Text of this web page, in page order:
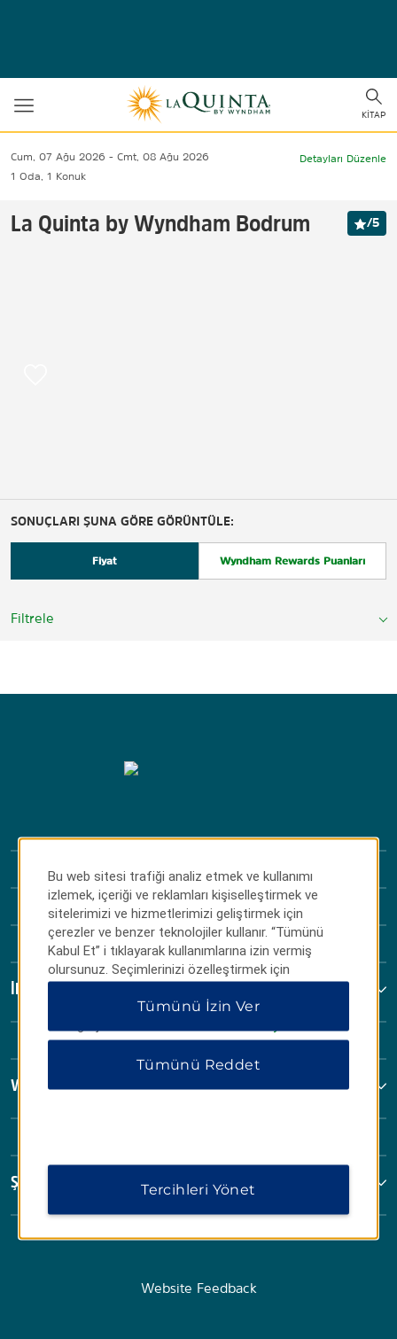
Toggle
navigation
KITAP
Cum, 07 Ağu 2026
Cmt, 08 Ağu 2026
1 Oda 1 Konuk
Detayları Düzenle
La Quinta by Wyndham Bodrum /5
SONUÇLARI ŞUNA GÖRE GÖRÜNTÜLE:
Fiyat Wyndham Rewards Puanları
Filtrele
İletişim
Wyndham İşletmeleri
Şartlar ve Politikalar
Website Feedback
Bu web sitesi trafiği analiz etmek ve kullanımı
izlemek, içeriği ve reklamları kişiselleştirmek ve
sitelerimizi ve hizmetlerimizi geliştirmek için
çerezler ve benzer teknolojiler kullanır. “Tümünü
Kabul Et” i tıklayarak kullanımlarına izin vermiş
olursunuz. Seçimlerinizi özelleştirmek için
“Tercihleri Yönet” veya yalnızca gerekli çerezlere
izin vermek için “Tümünü Reddet” i tıklayabilirsiniz.
Tümünü İzin Ver
Tümünü Reddet
Tercihleri Yönet